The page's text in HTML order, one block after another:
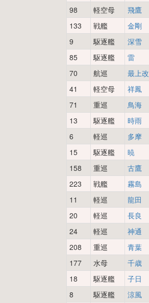
98
軽空母 飛鷹
133
戦艦 金剛
9
駆逐艦 深雪
85
駆逐艦 雷
70
航巡 最上改
41
軽空母 祥鳳
71
重巡 鳥海
13
駆逐艦 時雨
6
軽巡 多摩
15
駆逐艦 暁
158
重巡 古鷹
223
戦艦 霧島
11
軽巡 龍田
20
軽巡 長良
24
軽巡 神通
208
重巡 青葉
177
水母 千歳
18
駆逐艦 子日
8
駆逐艦 涼風